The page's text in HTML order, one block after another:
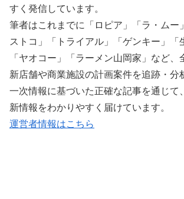
すく発信しています。
筆者はこれまでに「ロピア」「ラ・ムー
ストコ」「トライアル」「ゲンキー」「
「ヤオコー」「ラーメン山岡家」など
新店舗や商業施設の計画案件を追跡・分
一次情報に基づいた正確な記事を通じて
新情報をわかりやすく届けています。
運営者情報はこちら